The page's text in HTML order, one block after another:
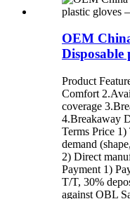
OEM
Product
Comfort
coverage
4.Breakaway
Terms Price 1)
demand
2) Direct
Payment 1)
T/T, 30%
against OBL